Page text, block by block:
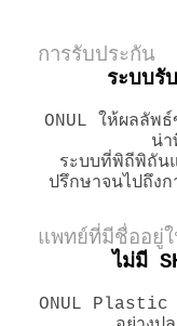
การรับประกัน
ระบบรั
ONUL ให้ผลลัพ
น่า
ระบบที่พิถีพิถัน
ปรึกษาจนไปถึง
แพทย์ที่มีชื่ออยู่ใ
ไม่มี
ONUL Plastic